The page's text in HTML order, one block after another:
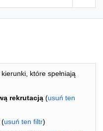
według
które spełniają
rekrutacją (usuń ten
(usuń ten filtr)